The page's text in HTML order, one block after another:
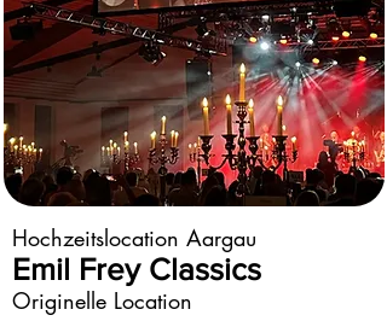
Hochzeitslocation Aargau
Emil Frey Classics
Originelle Location